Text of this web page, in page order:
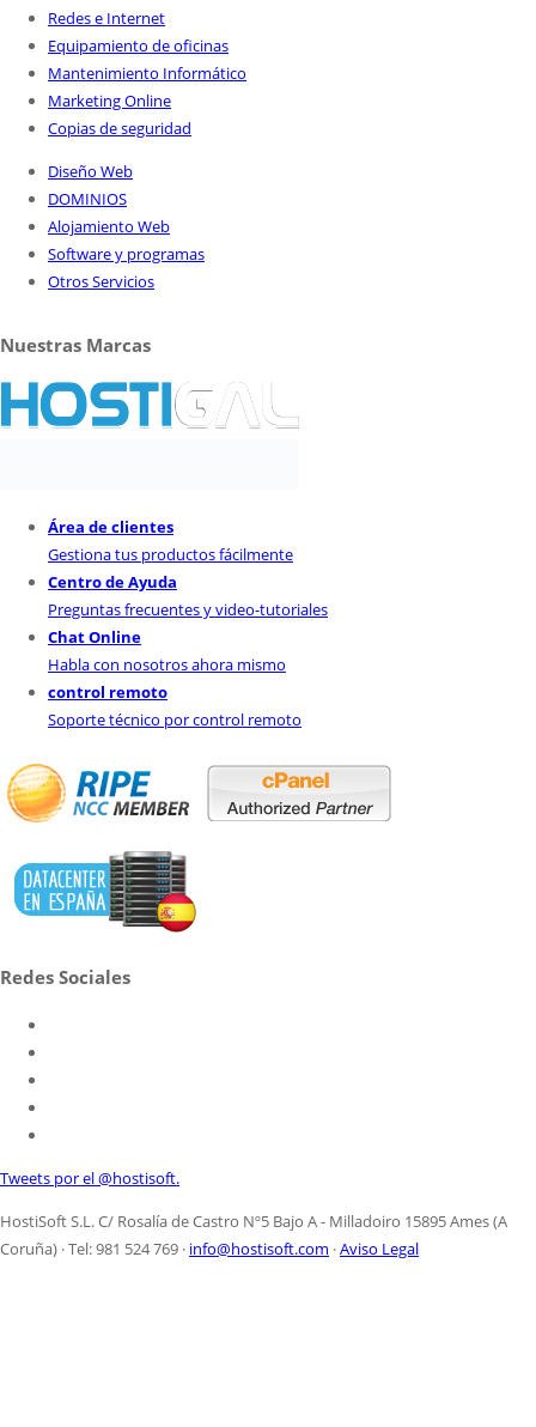
Redes e Internet
Equipamiento de oficinas
Mantenimiento Informático
Marketing Online
Copias de seguridad
Diseño Web
DOMINIOS
Alojamiento Web
Software y programas
Otros Servicios
Nuestras Marcas
Área de clientes
Gestiona tus productos fácilmente
Centro de Ayuda
Preguntas frecuentes y video-tutoriales
Chat Online
Habla con nosotros ahora mismo
control remoto
Soporte técnico por control remoto
Redes Sociales
Tweets por el @hostisoft.
HostiSoft S.L. C/ Rosalía de Castro Nº5 Bajo A - Milladoiro 15895 Ames (A
Coruña) · Tel: 981 524 769 · info@hostisoft.com ·Aviso Legal